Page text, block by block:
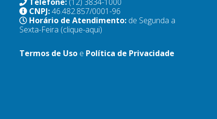
CNPJ:46.482.857/0001-96
Horário de Atendimento: de Segunda a
Sexta-Feira (clique-aqui)
Termos de Uso e Política de Privacidade